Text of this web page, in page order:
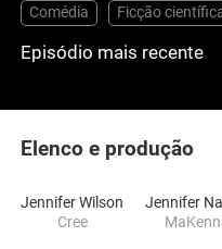
Comédia Ficção
Episódio mais recente
Elenco e produção
Jennifer Wilson
Cree